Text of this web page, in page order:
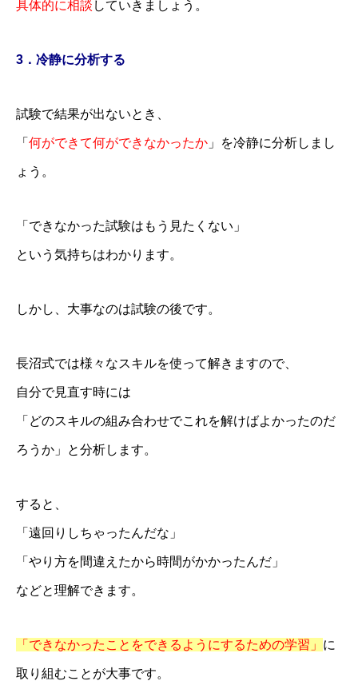
具体的に相談 していきましょう。
3．冷静に分析する
試験で結果が出ないとき、
「 何ができて何ができなかったか 」を冷静に分析しまし
ょう。
「できなかった試験はもう見たくない」
という気持ちはわかります。
しかし、大事なのは試験の後です。
長沼式では様々なスキルを使って解きますので、
自分で見直す時には
「どのスキルの組み合わせでこれを解けばよかったのだ
ろうか」と分析します。
すると、
「遠回りしちゃったんだな」
「やり方を間違えたから時間がかかったんだ」
などと理解できます。
「できなかったことをできるようにするための学習」 に
取り組むことが大事です。